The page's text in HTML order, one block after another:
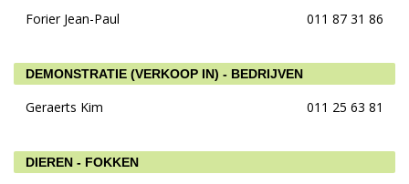
Forier Jean-Paul 011 87 31 86
DEMONSTRATIE (VERKOOP IN) - BEDRIJVEN
Geraerts Kim 011 25 63 81
DIEREN - FOKKEN